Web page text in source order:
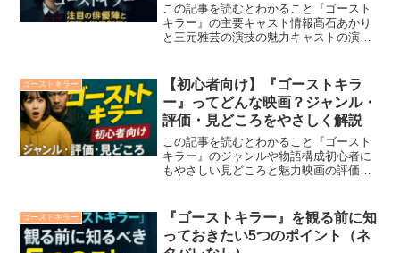
この記事を読むとわかること『ゴースト
キラー』の主要キャスト情報髙石あかり
と三元雅芸の演技の魅力キャストの演技
気感『ゴーストキラー』の魅力は、スト
ーリーだけではありません...
ゴーストキラー
【初心者向け】『ゴーストキラ
ー』ってどんな映画？ジャンル・
評価・見どころをやさしく解説
この記事を読むとわかること『ゴースト
キラー』のジャンルや物語構成初心者に
もやさしい見どころと魅力映画の評価と
発のアクション×ファンタジー×ホラー要
素を持つ異色バデ...
ゴーストキラー
『ゴーストキラー』を観る前に知
っておきたい5つのポイント（ネ